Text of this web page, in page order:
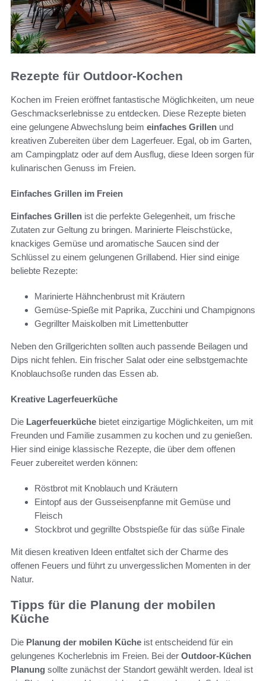
Rezepte für Outdoor-Kochen
Kochen im Freien eröffnet fantastische Möglichkeiten, um neue
Geschmackserlebnisse zu entdecken. Diese Rezepte bieten
eine gelungene Abwechslung beim einfaches Grillen und
kreativen Zubereiten über dem Lagerfeuer. Egal, ob im Garten,
am Campingplatz oder auf dem Ausflug, diese Ideen sorgen für
kulinarischen Genuss im Freien.
Einfaches Grillen im Freien
Einfaches Grillen ist die perfekte Gelegenheit, um frische
Zutaten zur Geltung zu bringen. Marinierte Fleischstücke,
knackiges Gemüse und aromatische Saucen sind der
Schlüssel zu einem gelungenen Grillabend. Hier sind einige
beliebte Rezepte:
Marinierte Hähnchenbrust mit Kräutern
Gemüse-Spieße mit Paprika, Zucchini und Champignons
Gegrillter Maiskolben mit Limettenbutter
Neben den Grillgerichten sollten auch passende Beilagen und
Dips nicht fehlen. Ein frischer Salat oder eine selbstgemachte
Knoblauchsoße runden das Essen ab.
Kreative Lagerfeuerküche
Die Lagerfeuerküche bietet einzigartige Möglichkeiten, um mit
Freunden und Familie zusammen zu kochen und zu genießen.
Hier sind einige klassische Rezepte, die über dem offenen
Feuer zubereitet werden können:
Röstbrot mit Knoblauch und Kräutern
Eintopf aus der Gusseisenpfanne mit Gemüse und
Fleisch
Stockbrot und gegrillte Obstspieße für das süße Finale
Mit diesen kreativen Ideen entfaltet sich der Charme des
offenen Feuers und führt zu unvergesslichen Momenten in der
Natur.
Tipps für die Planung der mobilen
Küche
Die Planung der mobilen Küche ist entscheidend für ein
gelungenes Kocherlebnis im Freien. Bei der Outdoor-Küchen
Planung sollte zunächst der Standort gewählt werden. Ideal ist